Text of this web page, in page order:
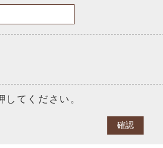
てください。
確認